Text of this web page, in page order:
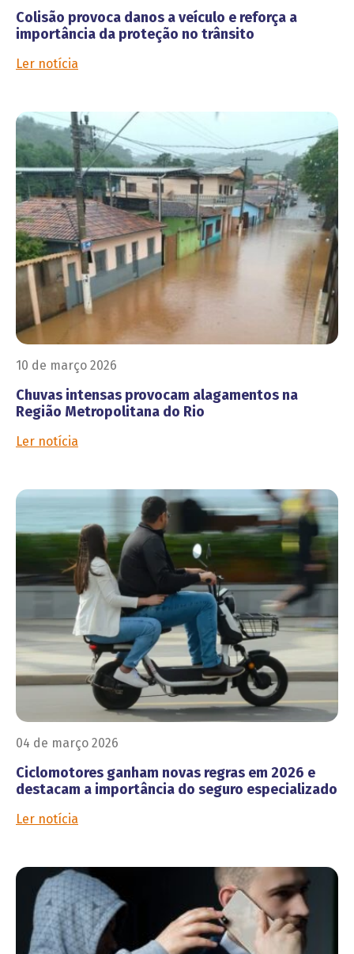
Colisão provoca danos a veículo e reforça a
importância da proteção no trânsito
Ler notícia
10 de março 2026
Chuvas intensas provocam alagamentos na
Região Metropolitana do Rio
Ler notícia
04 de março 2026
Ciclomotores ganham novas regras em 2026 e
destacam a importância do seguro especializado
Ler notícia